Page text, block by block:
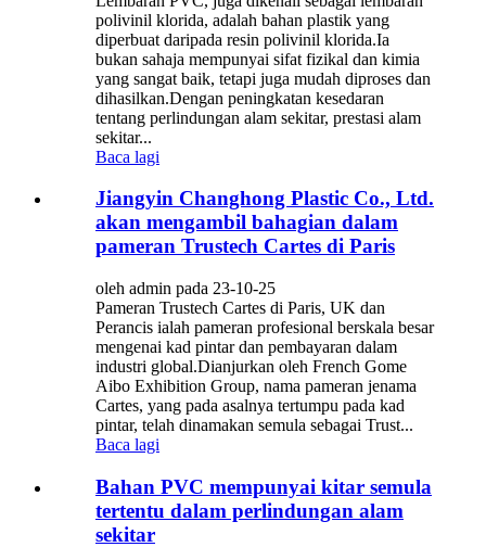
polivinil klorida, adalah bahan plastik yang
diperbuat daripada resin polivinil klorida.Ia
bukan sahaja mempunyai sifat fizikal dan kimia
yang sangat baik, tetapi juga mudah diproses dan
dihasilkan.Dengan peningkatan kesedaran
tentang perlindungan alam sekitar, prestasi alam
sekitar...
Baca lagi
Jiangyin Changhong Plastic Co., Ltd.
akan mengambil bahagian dalam
pameran Trustech Cartes di Paris
oleh admin pada 23-10-25
Pameran Trustech Cartes di Paris, UK dan
Perancis ialah pameran profesional berskala besar
mengenai kad pintar dan pembayaran dalam
industri global.Dianjurkan oleh French Gome
Aibo Exhibition Group, nama pameran jenama
Cartes, yang pada asalnya tertumpu pada kad
pintar, telah dinamakan semula sebagai Trust...
Baca lagi
Bahan PVC mempunyai kitar semula
tertentu dalam perlindungan alam
sekitar